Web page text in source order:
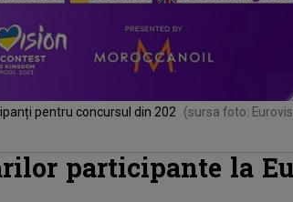
pentru concursul din 202 (sursa foto:
participante la